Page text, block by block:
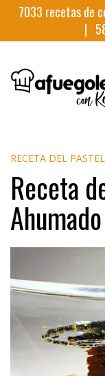
7033 recetas de
|
RECETA DEL
Receta